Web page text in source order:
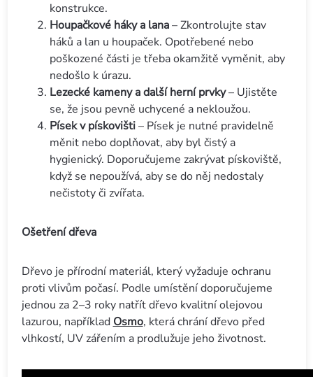
konstrukce.
Houpačkové háky a lana – Zkontrolujte stav
háků a lan u houpaček. Opotřebené nebo
poškozené části je třeba okamžitě vyměnit, aby
nedošlo k úrazu.
Lezecké kameny a další herní prvky – Ujistěte
se, že jsou pevně uchycené a nekloužou.
Písek v pískovišti – Písek je nutné pravidelně
měnit nebo doplňovat, aby byl čistý a
hygienický. Doporučujeme zakrývat pískoviště,
když se nepoužívá, aby se do něj nedostaly
nečistoty či zvířata.
Ošetření dřeva
Dřevo je přírodní materiál, který vyžaduje ochranu
proti vlivům počasí. Podle umístění doporučujeme
jednou za 2–3 roky natřít dřevo kvalitní olejovou
lazurou, například Osmo, která chrání dřevo před
vlhkostí, UV zářením a prodlužuje jeho životnost.